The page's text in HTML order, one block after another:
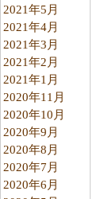
2021年5月
2021年4月
2021年3月
2021年2月
2021年1月
2020年11月
2020年10月
2020年9月
2020年8月
2020年7月
2020年6月